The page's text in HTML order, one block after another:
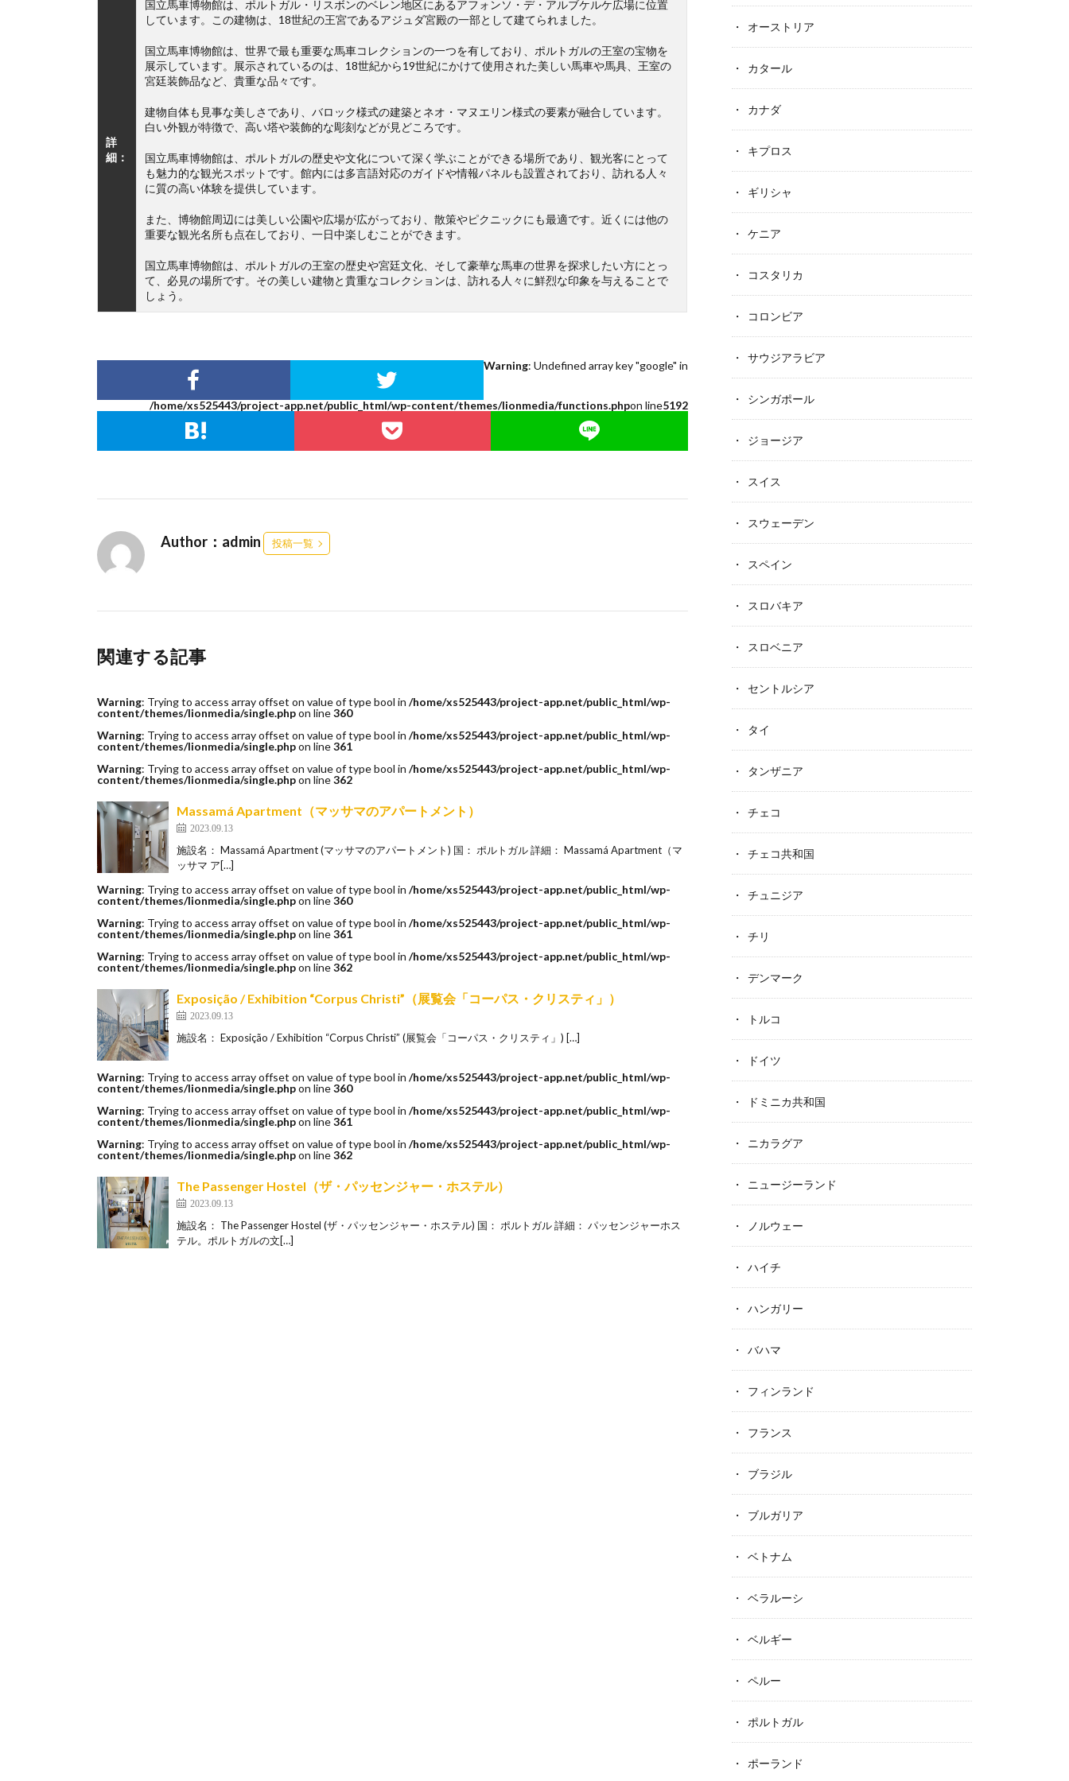
詳
細：
国立馬車博物館は、ポルトガル・リスボンのベレン地区にあるアフォンソ・デ・アルブケルケ広場に位置
しています。この建物は、18世紀の王宮であるアジュダ宮殿の一部として建てられました。
国立馬車博物館は、世界で最も重要な馬車コレクションの一つを有しており、ポルトガルの王室の宝物を
展示しています。展示されているのは、18世紀から19世紀にかけて使用された美しい馬車や馬具、王室の
宮廷装飾品など、貴重な品々です。
建物自体も見事な美しさであり、バロック様式の建築とネオ・マヌエリン様式の要素が融合しています。
白い外観が特徴で、高い塔や装飾的な彫刻などが見どころです。
国立馬車博物館は、ポルトガルの歴史や文化について深く学ぶことができる場所であり、観光客にとって
も魅力的な観光スポットです。館内には多言語対応のガイドや情報パネルも設置されており、訪れる人々
に質の高い体験を提供しています。
また、博物館周辺には美しい公園や広場が広がっており、散策やピクニックにも最適です。近くには他の
重要な観光名所も点在しており、一日中楽しむことができます。
国立馬車博物館は、ポルトガルの王室の歴史や宮廷文化、そして豪華な馬車の世界を探求したい方にとっ
て、必見の場所です。その美しい建物と貴重なコレクションは、訪れる人々に鮮烈な印象を与えることで
しょう。
Warning: Undefined array key "google" in
/home/xs525443/project-app.net/public_html/wp-content/themes/lionmedia/functions.phpon line5192
Author：admin 投稿一覧
関連する記事
Warning: Trying to access array offset on value of type bool in /home/xs525443/project-app.net/public_html/wp-
content/themes/lionmedia/single.phpon line360
Warning: Trying to access array offset on value of type bool in /home/xs525443/project-app.net/public_html/wp-
content/themes/lionmedia/single.phpon line361
Warning: Trying to access array offset on value of type bool in /home/xs525443/project-app.net/public_html/wp-
content/themes/lionmedia/single.phpon line362
Massamá Apartment（マッサマのアパートメント）
2023.09.13
施設名： Massamá Apartment (マッサマのアパートメント) 国： ポルトガル 詳細： Massamá Apartment（マ
ッサマ ア[…]
Warning: Trying to access array offset on value of type bool in /home/xs525443/project-app.net/public_html/wp-
content/themes/lionmedia/single.phpon line360
Warning: Trying to access array offset on value of type bool in /home/xs525443/project-app.net/public_html/wp-
content/themes/lionmedia/single.phpon line361
Warning: Trying to access array offset on value of type bool in /home/xs525443/project-app.net/public_html/wp-
content/themes/lionmedia/single.phpon line362
Exposição / Exhibition “Corpus Christi”（展覧会「コーパス・クリスティ」）
2023.09.13
施設名： Exposição / Exhibition “Corpus Christi” (展覧会「コーパス・クリスティ」) […]
Warning: Trying to access array offset on value of type bool in /home/xs525443/project-app.net/public_html/wp-
content/themes/lionmedia/single.phpon line360
Warning: Trying to access array offset on value of type bool in /home/xs525443/project-app.net/public_html/wp-
content/themes/lionmedia/single.phpon line361
Warning: Trying to access array offset on value of type bool in /home/xs525443/project-app.net/public_html/wp-
content/themes/lionmedia/single.phpon line362
The Passenger Hostel（ザ・パッセンジャー・ホステル）
2023.09.13
施設名： The Passenger Hostel (ザ・パッセンジャー・ホステル) 国： ポルトガル 詳細： パッセンジャーホス
テル。ポルトガルの文[…]
オーストリア
カタール
カナダ
キプロス
ギリシャ
ケニア
コスタリカ
コロンビア
サウジアラビア
シンガポール
ジョージア
スイス
スウェーデン
スペイン
スロバキア
スロベニア
セントルシア
タイ
タンザニア
チェコ
チェコ共和国
チュニジア
チリ
デンマーク
トルコ
ドイツ
ドミニカ共和国
ニカラグア
ニュージーランド
ノルウェー
ハイチ
ハンガリー
バハマ
フィンランド
フランス
ブラジル
ブルガリア
ベトナム
ベラルーシ
ベルギー
ペルー
ポルトガル
ポーランド